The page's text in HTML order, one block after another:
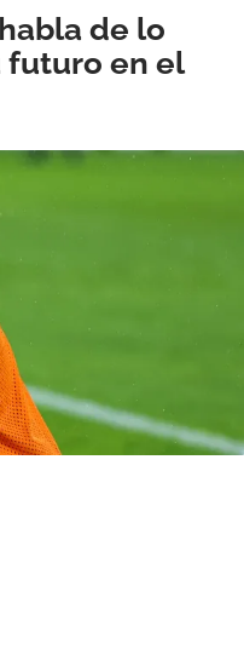
de lo
futuro en el